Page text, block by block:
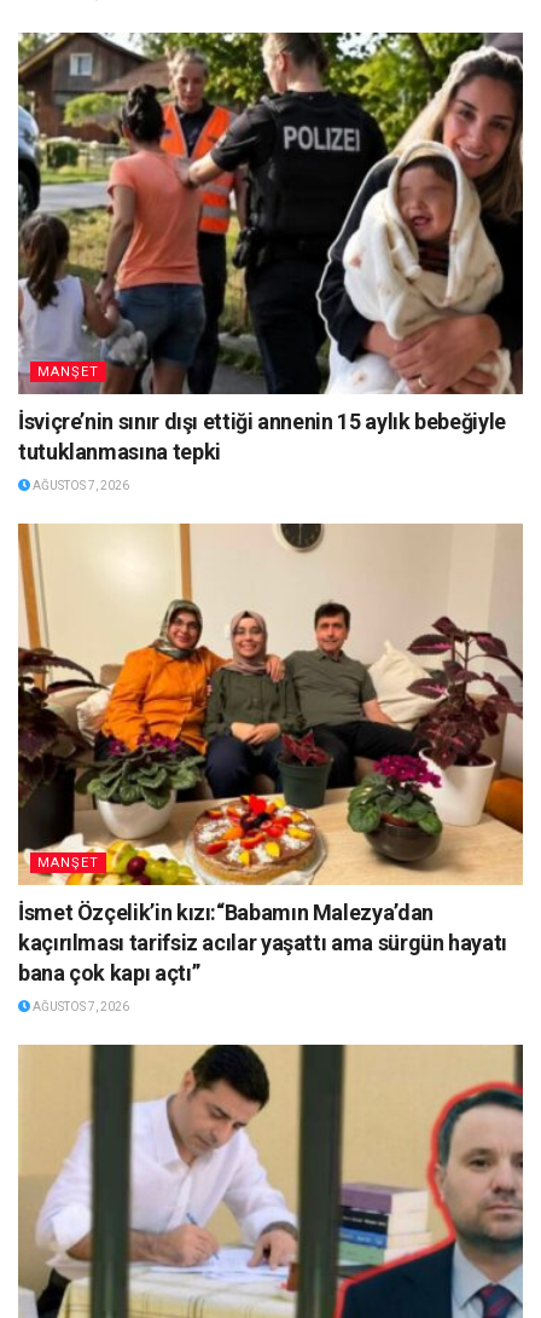
MANŞET
İsviçre’nin sınır dışı ettiği annenin 15 aylık bebeğiyle
tutuklanmasına tepki
AĞUSTOS 7, 2026
MANŞET
İsmet Özçelik’in kızı:“Babamın Malezya’dan
kaçırılması tarifsiz acılar yaşattı ama sürgün hayatı
bana çok kapı açtı”
AĞUSTOS 7, 2026